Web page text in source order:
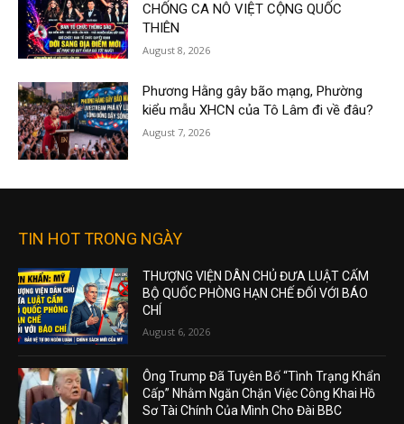
CHỐNG CA NÔ VIỆT CỘNG QUỐC
THIÊN
August 8, 2026
Phương Hằng gây bão mạng, Phường
kiểu mẫu XHCN của Tô Lâm đi về đâu?
August 7, 2026
TIN HOT TRONG NGÀY
THƯỢNG VIỆN DÂN CHỦ ĐƯA LUẬT CẤM
BỘ QUỐC PHÒNG HẠN CHẾ ĐỐI VỚI BÁO
CHÍ
August 6, 2026
Ông Trump Đã Tuyên Bố “Tình Trạng Khẩn
Cấp” Nhằm Ngăn Chặn Việc Công Khai Hồ
Sơ Tài Chính Của Mình Cho Đài BBC